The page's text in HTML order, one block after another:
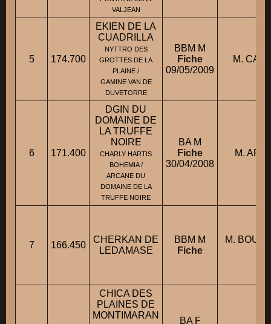
VALJEAN
5 174.700
EKIEN DE LA
CUADRILLA
NYTTRO DES
GROTTES DE LA
PLAINE /
GAMINE VAN DE
DUVETORRE
BBM M
Fiche
09/05/2009
M.
6 171.400
DGIN DU
DOMAINE DE
LA TRUFFE
NOIRE
CHARLY HARTIS
BOHEMIA /
ARCANE DU
DOMAINE DE LA
TRUFFE NOIRE
BA M
Fiche
30/04/2008
M.
7 166.450
CHERKAN DE
LEDAMASE
BBM M
Fiche
M.
CHICA DES
PLAINES DE
MONTIMARAN
BA F